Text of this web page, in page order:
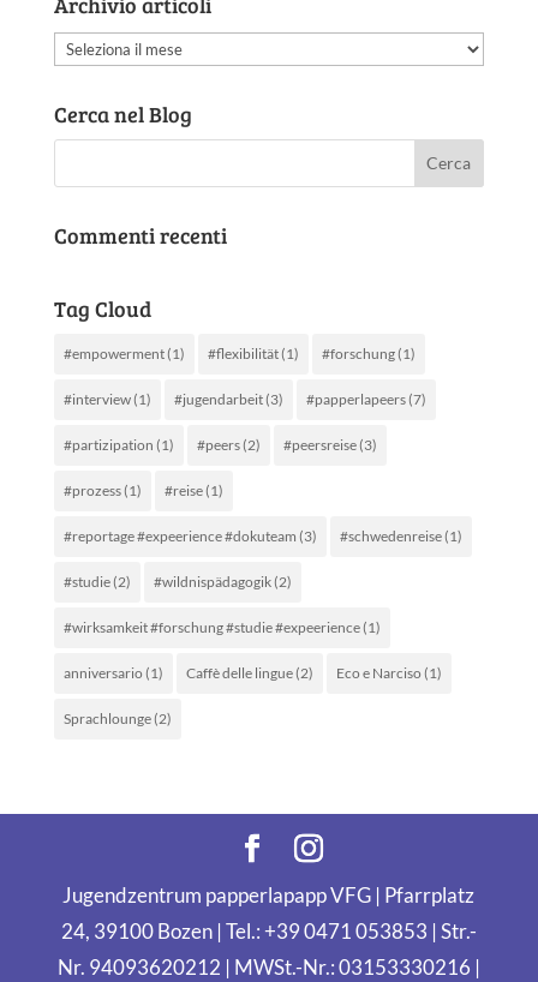
Archivio
Cerca nel Blog
Commenti recenti
Tag Cloud
#empowerment(1) #flexibilität(1) #forschung(1)
#interview(1) #jugendarbeit(3) #papperlapeers(7)
#partizipation (1) #peers(2) #peersreise(3)
#prozess(1) #reise(1)
#reportage #expeerience #dokuteam (3) #schwedenreise(1)
#studie(2) #wildnispädagogik(2)
#wirksamkeit #forschung #studie #expeerience(1)
anniversario (1) Caffè delle lingue(2) Eco e Narciso (1)
Sprachlounge(2)
Jugendzentrum papperlapapp VFG | Pfarrplatz
24, 39100 Bozen | Tel.: +39 0471 053853 | Str.-
Nr. 94093620212 | MWSt.-Nr.: 03153330216 |